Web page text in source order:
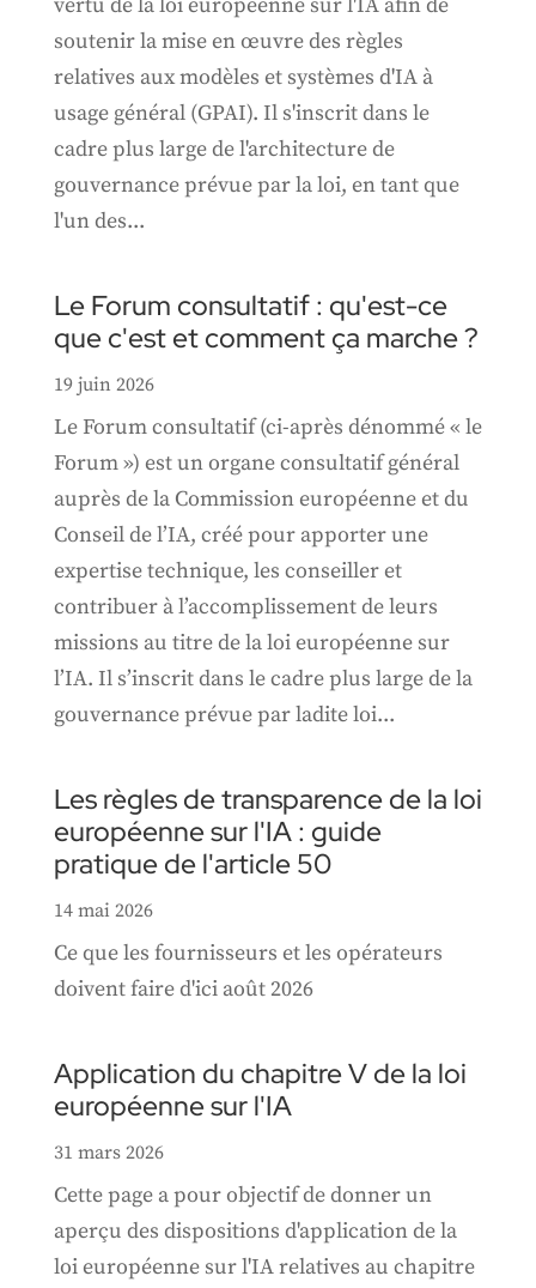
soutenir la mise en œuvre des règles
relatives aux modèles et systèmes d'IA à
usage général (GPAI). Il s'inscrit dans le
cadre plus large de l'architecture de
gouvernance prévue par la loi, en tant que
l'un des...
Le Forum consultatif : qu'est-ce
que c'est et comment ça marche ?
19 juin 2026
Le Forum consultatif (ci-après dénommé « le
Forum ») est un organe consultatif général
auprès de la Commission européenne et du
Conseil de l’IA, créé pour apporter une
expertise technique, les conseiller et
contribuer à l’accomplissement de leurs
missions au titre de la loi européenne sur
l’IA. Il s’inscrit dans le cadre plus large de la
gouvernance prévue par ladite loi...
Les règles de transparence de la loi
européenne sur l'IA : guide
pratique de l'article 50
14 mai 2026
Ce que les fournisseurs et les opérateurs
doivent faire d'ici août 2026
Application du chapitre V de la loi
européenne sur l'IA
31 mars 2026
Cette page a pour objectif de donner un
aperçu des dispositions d'application de la
loi européenne sur l'IA relatives au chapitre